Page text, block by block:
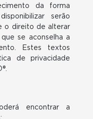
da forma
serão
o direito de alterar
se aconselha a
Estes textos
de privacidade
encontrar a